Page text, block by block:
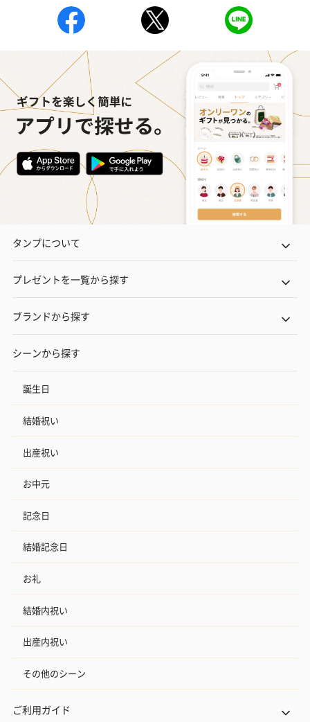
タンプについて
プレゼントを一覧から探す
ブランドから探す
シーンから探す
誕生日
結婚祝い
出産祝い
お中元
記念日
結婚記念日
お礼
結婚内祝い
出産内祝い
その他のシーン
ご利用ガイド